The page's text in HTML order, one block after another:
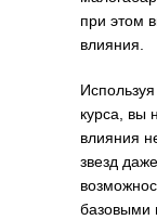
при этом
влияния.
курса, вы
влияния
звезд
базовыми